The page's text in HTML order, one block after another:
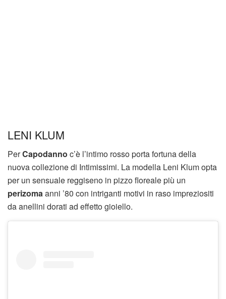
LENI KLUM
PerCapodanno c’è l’intimo rosso porta fortuna della
nuova collezione di Intimissimi. La modella Leni Klum opta
per un sensuale reggiseno in pizzo floreale più un
perizomaanni ’80 con intriganti motivi in raso impreziositi
da anellini dorati ad effetto gioiello.